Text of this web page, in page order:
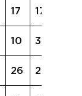
17 17mg
10 3.1mg
26 2.12mg